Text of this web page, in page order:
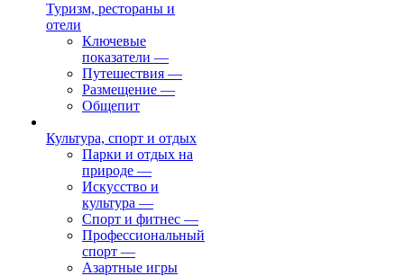
Туризм, рестораны и
отели
Ключевые
показатели —
Путешествия —
Размещение —
Общепит
Культура, спорт и отдых
Парки и отдых на
природе —
Искусство и
культура —
Спорт и фитнес —
Профессиональный
спорт —
Азартные игры